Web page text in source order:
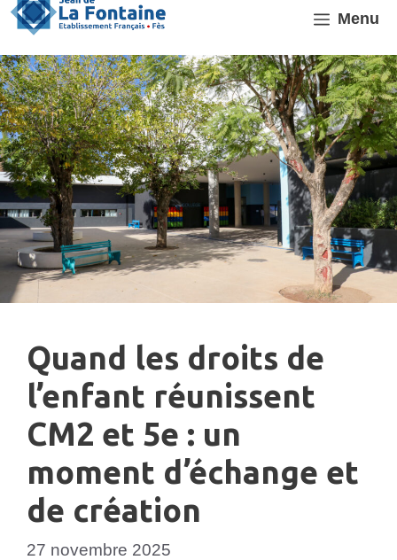
Aller
contenu
Menu
Quand les droits de
l’enfant réunissent
CM2 et 5e : un
moment d’échange et
de création
27 novembre 2025